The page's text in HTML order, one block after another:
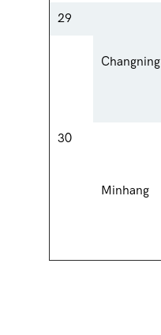
29
Changning
30
Minhang